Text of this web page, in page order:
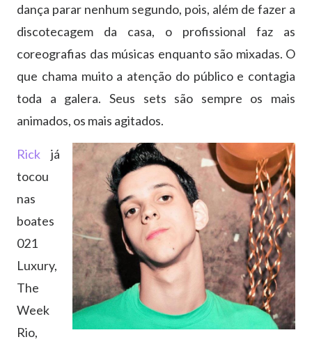
dança parar nenhum segundo, pois, além de fazer a
discotecagem da casa, o profissional faz as
coreografias das músicas enquanto são mixadas. O
que chama muito a atenção do público e contagia
toda a galera. Seus sets são sempre os mais
animados, os mais agitados.
Rick já
tocou
nas
boates
021
Luxury,
The
Week
Rio,